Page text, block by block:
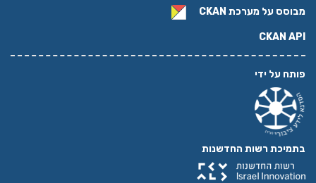
מבוסס על מערכת CKAN
CKAN API
פותח על ידי
בתמיכת רשות החדשנות